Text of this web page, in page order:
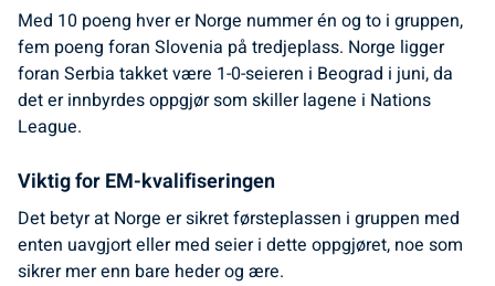
Med 10 poeng hver er Norge nummer én og to i gruppen,
fem poeng foran Slovenia på tredjeplass. Norge ligger
foran Serbia takket være 1-0-seieren i Beograd i juni, da
det er innbyrdes oppgjør som skiller lagene i Nations
League.
Viktig for EM-kvalifiseringen
Det betyr at Norge er sikret førsteplassen i gruppen med
enten uavgjort eller med seier i dette oppgjøret, noe som
sikrer mer enn bare heder og ære.